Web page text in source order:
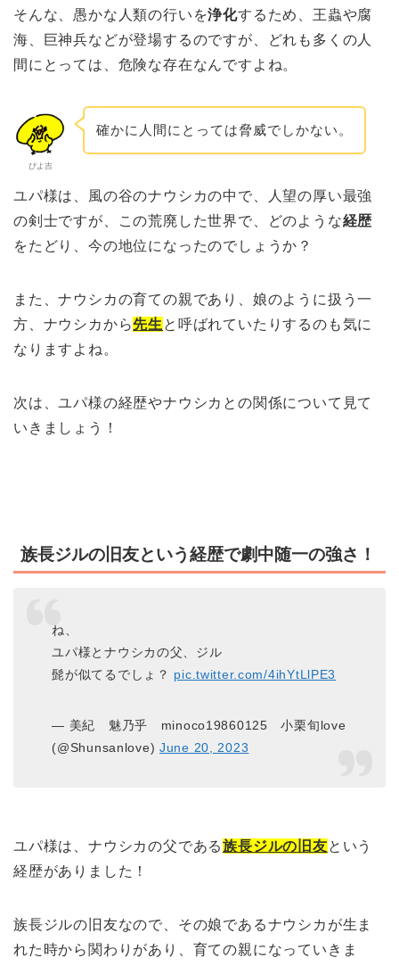
そんな、愚かな人類の行いを浄化するため、王蟲や腐
海、巨神兵などが登場するのですが、どれも多くの人
間にとっては、危険な存在なんですよね。
ぴよ吉
確かに人間にとっては脅威でしかない。
ユパ様は、風の谷のナウシカの中で、人望の厚い最強
の剣士ですが、この荒廃した世界で、どのような経歴
をたどり、今の地位になったのでしょうか？
また、ナウシカの育ての親であり、娘のように扱う一
方、ナウシカから先生 と呼ばれていたりするのも気に
なりますよね。
次は、ユパ様の経歴やナウシカとの関係について見て
いきましょう！
族長ジルの旧友という経歴で劇中随一の強さ！
ね、
ユパ様とナウシカの父、ジル
髭が似てるでしょ？ pic.twitter.com/4ihYtLlPE3
— 美紀 魅乃乎 minoco19860125 小栗旬love
(@Shunsanlove) June 20, 2023
ユパ様は、ナウシカの父である族長ジルの旧友という
経歴がありました！
族長ジルの旧友なので、その娘であるナウシカが生ま
れた時から関わりがあり、育ての親になっていきま